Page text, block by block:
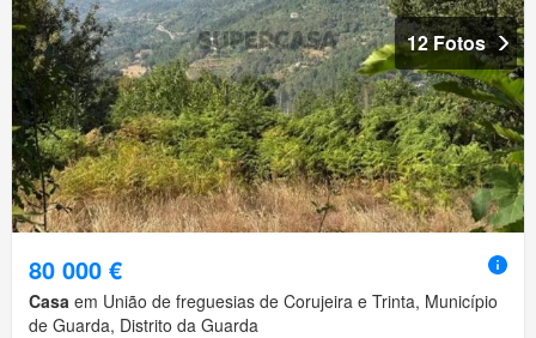
12 Fotos
80 000 €
Casa em União de freguesias de Corujeira e Trinta, Município
de Guarda, Distrito da Guarda